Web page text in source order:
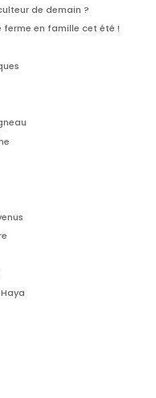
de demain ?
ferme en famille cet été !